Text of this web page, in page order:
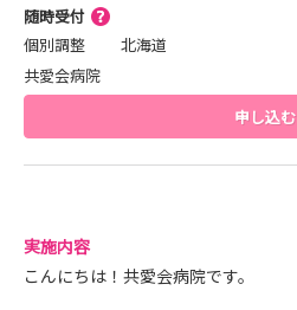
随時受付
個別調整
北海道
共愛会病院
申し込む
実施内容
こんにちは！共愛会病院です。